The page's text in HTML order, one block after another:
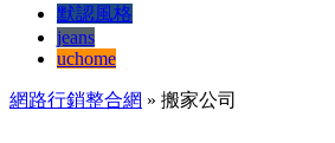
默認風格
jeans
uchome
網路行銷整合網 » 搬家公司